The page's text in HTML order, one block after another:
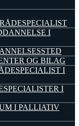
I
OG BILAG
I
I
I PALLIATIV